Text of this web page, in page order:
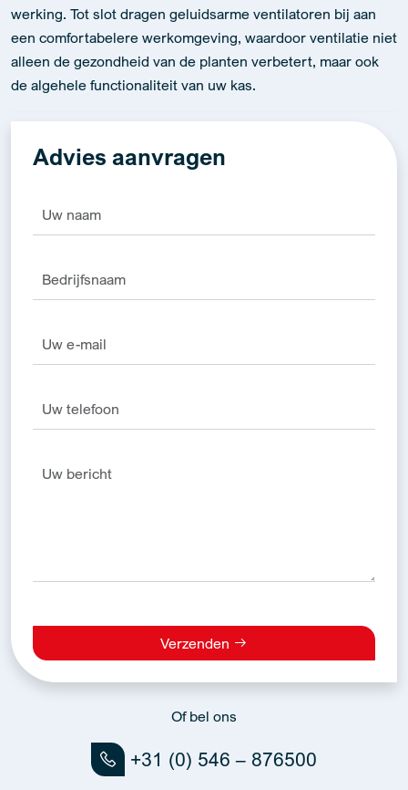
werking. Tot slot dragen geluidsarme ventilatoren bij aan
een comfortabelere werkomgeving, waardoor ventilatie niet
alleen de gezondheid van de planten verbetert, maar ook
de algehele functionaliteit van uw kas.
Advies aanvragen
Verzenden
Alternative:
Of bel ons
+31 (0) 546 – 876500